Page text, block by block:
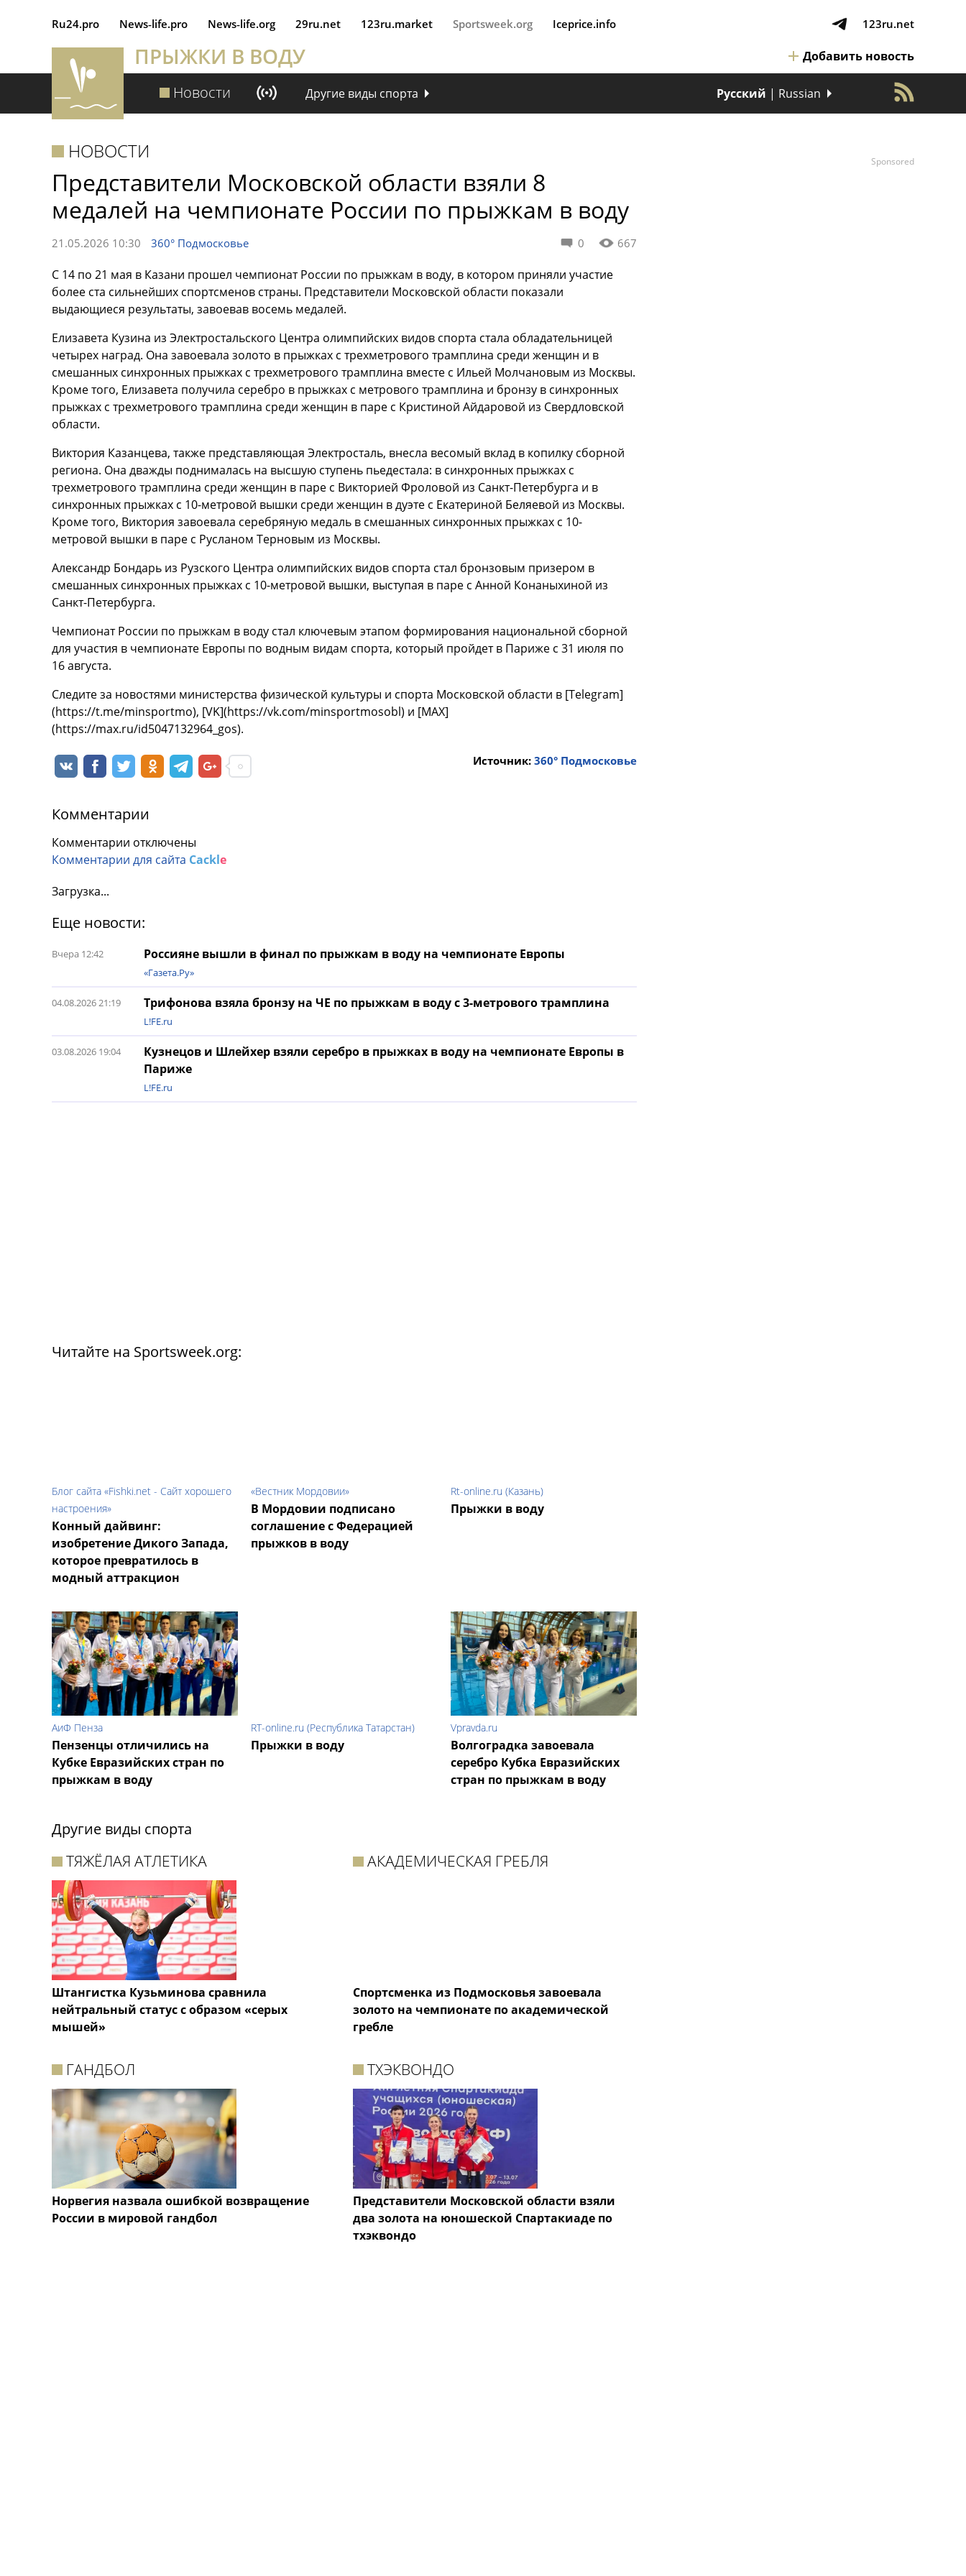
Ru24.pro News‑life.pro News‑life.org 29ru.net 123ru.market Sportsweek.org Iceprice.info 123ru.net
ПРЫЖКИ В ВОДУ Добавить новость
Новости Другие виды спорта Русский | Russian
НОВОСТИ
Представители Московской области взяли 8
медалей на чемпионате России по прыжкам в воду
0 667
21.05.2026 10:30 360° Подмосковье
С 14 по 21 мая в Казани прошел чемпионат России по прыжкам в воду, в котором приняли участие
более ста сильнейших спортсменов страны. Представители Московской области показали
выдающиеся результаты, завоевав восемь медалей.
Елизавета Кузина из Электростальского Центра олимпийских видов спорта стала обладательницей
четырех наград. Она завоевала золото в прыжках с трехметрового трамплина среди женщин и в
смешанных синхронных прыжках с трехметрового трамплина вместе с Ильей Молчановым из Москвы.
Кроме того, Елизавета получила серебро в прыжках с метрового трамплина и бронзу в синхронных
прыжках с трехметрового трамплина среди женщин в паре с Кристиной Айдаровой из Свердловской
области.
Виктория Казанцева, также представляющая Электросталь, внесла весомый вклад в копилку сборной
региона. Она дважды поднималась на высшую ступень пьедестала: в синхронных прыжках с
трехметрового трамплина среди женщин в паре с Викторией Фроловой из Санкт-Петербурга и в
синхронных прыжках с 10-метровой вышки среди женщин в дуэте с Екатериной Беляевой из Москвы.
Кроме того, Виктория завоевала серебряную медаль в смешанных синхронных прыжках с 10-
метровой вышки в паре с Русланом Терновым из Москвы.
Александр Бондарь из Рузского Центра олимпийских видов спорта стал бронзовым призером в
смешанных синхронных прыжках с 10-метровой вышки, выступая в паре с Анной Конаныхиной из
Санкт-Петербурга.
Чемпионат России по прыжкам в воду стал ключевым этапом формирования национальной сборной
для участия в чемпионате Европы по водным видам спорта, который пройдет в Париже с 31 июля по
16 августа.
Следите за новостями министерства физической культуры и спорта Московской области в [Telegram]
(https://t.me/minsportmo), [VK](https://vk.com/minsportmosobl) и [МАХ]
(https://max.ru/id5047132964_gos).
Источник: 360° Подмосковье
Комментарии
Комментарии отключены
Комментарии для сайта Cackle
Загрузка...
Еще новости:
Россияне вышли в финал по прыжкам в воду на чемпионате Европы
Вчера 12:42
«Газета.Ру»
Трифонова взяла бронзу на ЧЕ по прыжкам в воду с 3-метрового трамплина
04.08.2026 21:19
L!FE.ru
Кузнецов и Шлейхер взяли серебро в прыжках в воду на чемпионате Европы в
Париже
03.08.2026 19:04
L!FE.ru
Читайте на Sportsweek.org:
Блог сайта «Fishki.net - Сайт хорошего
настроения»
Конный дайвинг:
изобретение Дикого Запада,
которое превратилось в
модный аттракцион
«Вестник Мордовии»
В Мордовии подписано
соглашение с Федерацией
прыжков в воду
Rt-online.ru (Казань)
Прыжки в воду
АиФ Пенза
Пензенцы отличились на
Кубке Евразийских стран по
прыжкам в воду
RT-online.ru (Республика Татарстан)
Прыжки в воду
Vpravda.ru
Волгоградка завоевала
серебро Кубка Евразийских
стран по прыжкам в воду
Другие виды спорта
ТЯЖЁЛАЯ АТЛЕТИКА
Штангистка Кузьминова сравнила
нейтральный статус с образом «серых
мышей»
АКАДЕМИЧЕСКАЯ ГРЕБЛЯ
Спортсменка из Подмосковья завоевала
золото на чемпионате по академической
гребле
ГАНДБОЛ
Норвегия назвала ошибкой возвращение
России в мировой гандбол
ТХЭКВОНДО
Представители Московской области взяли
два золота на юношеской Спартакиаде по
тхэквондо
Sponsored